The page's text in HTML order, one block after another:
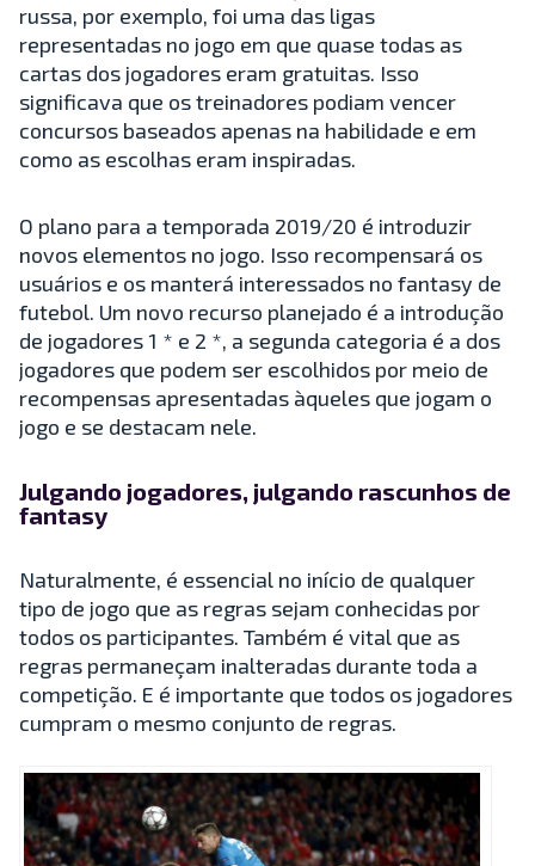
russa, por exemplo, foi uma das ligas
representadas no jogo em que quase todas as
cartas dos jogadores eram gratuitas. Isso
significava que os treinadores podiam vencer
concursos baseados apenas na habilidade e em
como as escolhas eram inspiradas.
O plano para a temporada 2019/20 é introduzir
novos elementos no jogo. Isso recompensará os
usuários e os manterá interessados no fantasy de
futebol. Um novo recurso planejado é a introdução
de jogadores 1 * e 2 *, a segunda categoria é a dos
jogadores que podem ser escolhidos por meio de
recompensas apresentadas àqueles que jogam o
jogo e se destacam nele.
Julgando jogadores, julgando rascunhos de
fantasy
Naturalmente, é essencial no início de qualquer
tipo de jogo que as regras sejam conhecidas por
todos os participantes. Também é vital que as
regras permaneçam inalteradas durante toda a
competição. E é importante que todos os jogadores
cumpram o mesmo conjunto de regras.